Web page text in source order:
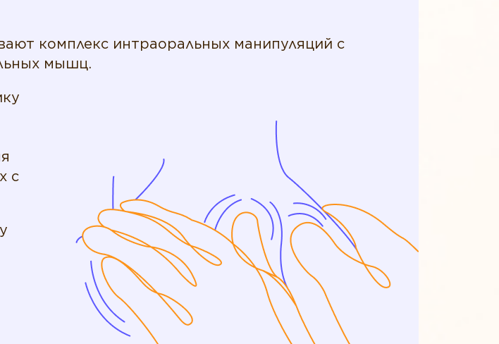
комплекс интраоральных манипуляций с
мышц.
с